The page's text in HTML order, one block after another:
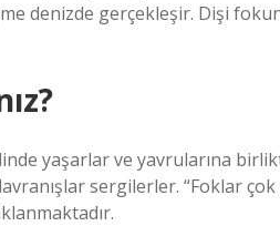
denizde gerçekleşir. Dişi fokun
yaşarlar ve yavrularına
sergilerler. “Foklar